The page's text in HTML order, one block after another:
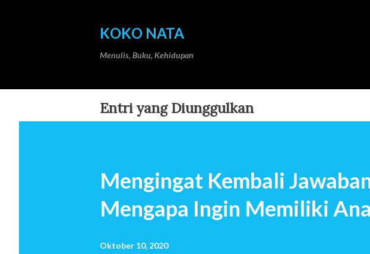
KOKO NATA
Menulis, Buku, Kehidupan
Entri yang Diunggulkan
Mengingat Kembali
Mengapa Ingin Memiliki
Oktober 10, 2020